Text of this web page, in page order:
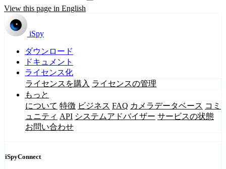
View this page in English
iSpy
ダウンロード
ドキュメント
ライセンス化
ライセンスを購入 ライセンスの管理
もっと
について 特徴 ビジネス FAQ カメラデータベース コミ
ュニティ API システムアドバイザー サービスの状態
お問い合わせ
iSpyConnect